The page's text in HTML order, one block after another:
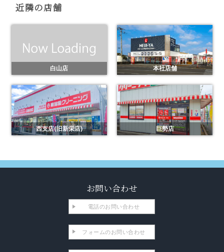
近隣の店舗
白山店 本社店舗
西支店(旧新栄店) 巨勢店
お問い合わせ
電話のお問い合わせ
フォームのお問い合わせ